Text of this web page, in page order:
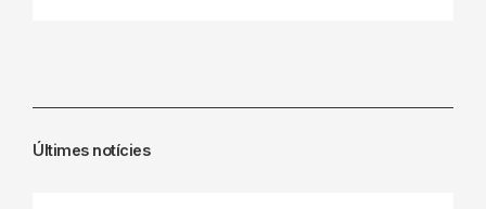
Últimes notícies